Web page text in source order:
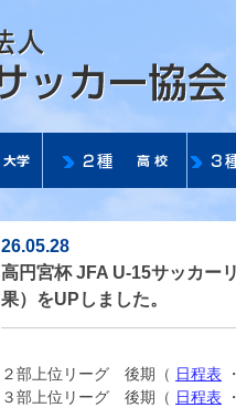
26.05.28
高円宮杯 JFA U-15サッカー
果）をUPしました。
２部上位リーグ 後期（ 日程表
３部上位リーグ 後期（ 日程表